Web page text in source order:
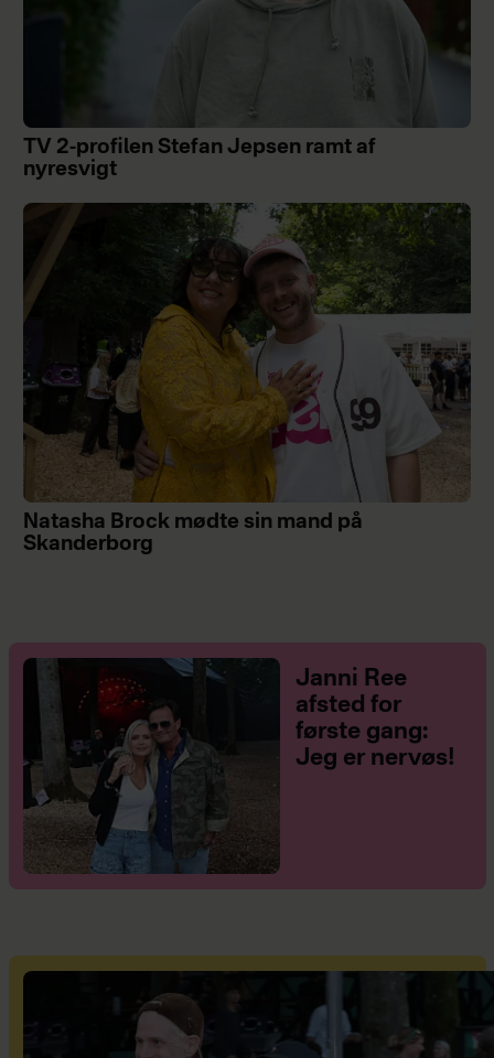
TV 2-profilen Stefan Jepsen ramt af
nyresvigt
Natasha Brock mødte sin mand på
Skanderborg
Janni Ree
afsted for
første gang:
Jeg er nervøs!